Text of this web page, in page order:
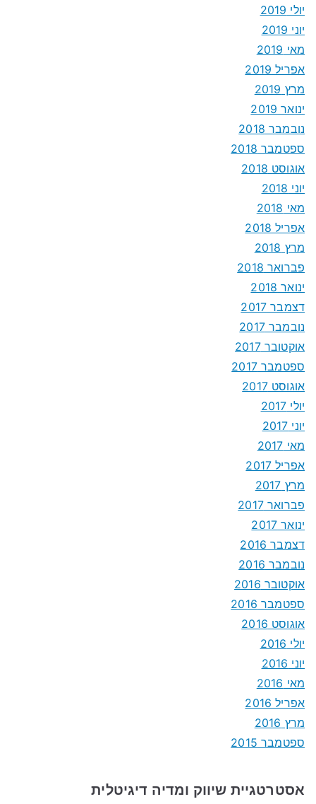
יולי 2019
יוני 2019
מאי 2019
אפריל 2019
מרץ 2019
ינואר 2019
נובמבר 2018
ספטמבר 2018
אוגוסט 2018
יוני 2018
מאי 2018
אפריל 2018
מרץ 2018
פברואר 2018
ינואר 2018
דצמבר 2017
נובמבר 2017
אוקטובר 2017
ספטמבר 2017
אוגוסט 2017
יולי 2017
יוני 2017
מאי 2017
אפריל 2017
מרץ 2017
פברואר 2017
ינואר 2017
דצמבר 2016
נובמבר 2016
אוקטובר 2016
ספטמבר 2016
אוגוסט 2016
יולי 2016
יוני 2016
מאי 2016
אפריל 2016
מרץ 2016
ספטמבר 2015
אסטרטגיית שיווק ומדיה דיגיטלית